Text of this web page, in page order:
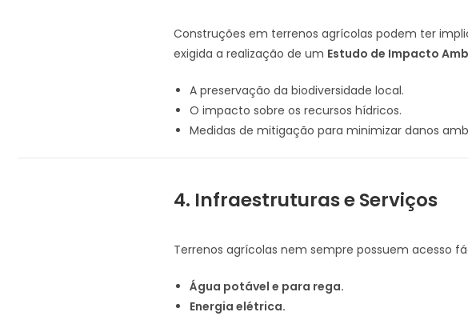
Construções em terrenos agrícolas podem ter
exigida a realização de um Estudo de Impacto
A preservação da biodiversidade local.
O impacto sobre os recursos hídricos.
Medidas de mitigação para minimizar danos
4. Infraestruturas e Serviços
Terrenos agrícolas nem sempre possuem acesso
Água potável e para rega.
Energia elétrica.